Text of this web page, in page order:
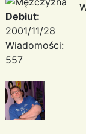
Debiut:
2001/11/28
Wiadomości:
557